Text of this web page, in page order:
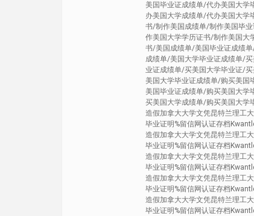
美国毕业证成绩单/代办美国大
办美国大学成绩单/代办美国大
书/制作美国成绩单/制作美国毕
作美国大学学历证书/制作美国
书/美国成绩单/美国毕业证成绩
成绩单/美国大学毕业证成绩单/
业证成绩单/买美国大学毕业证/
美国大学毕业证成绩单/购买美
美国毕业证成绩单/购买美国大学
买美国大学成绩单/购买美国大学
造假加拿大大学文凭昆特兰理工
毕业证明%留信网认证存档
造假加拿大大学文凭昆特兰理工
毕业证明%留信网认证存档
造假加拿大大学文凭昆特兰理工
毕业证明%留信网认证存档
造假加拿大大学文凭昆特兰理工
毕业证明%留信网认证存档
造假加拿大大学文凭昆特兰理工
毕业证明%留信网认证存档